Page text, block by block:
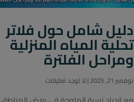
دليل شامل حول فلاتر
تحلية المياه المنزلية
ومراحل الفلترة
نوفمبر 21, 2025 لا توجد تعليقات